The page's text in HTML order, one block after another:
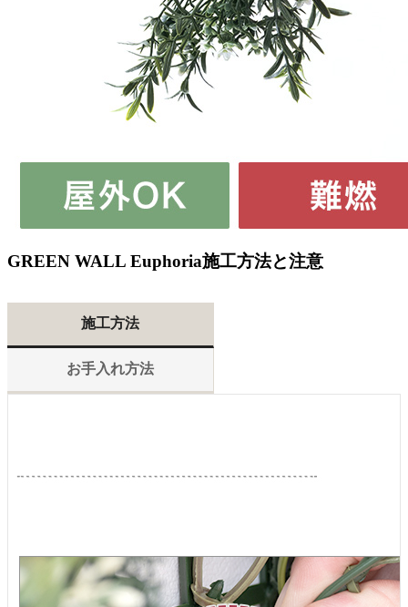
GREEN WALL Euphoria施工方法と注意
施工方法
お手入れ方法